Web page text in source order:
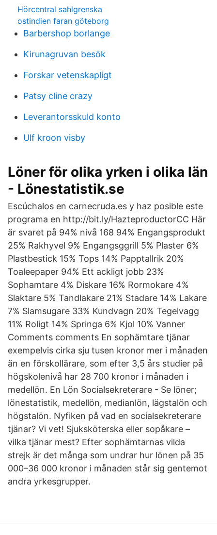
Hörcentral sahlgrenska
ostindien faran göteborg
Barbershop borlange
Kirunagruvan besök
Forskar vetenskapligt
Patsy cline crazy
Leverantorsskuld konto
Ulf kroon visby
Löner för olika yrken i olika län
- Lönestatistik.se
Escúchalos en carnecruda.es y haz posible este
programa en http://bit.ly/HazteproductorCC Här
är svaret på 94% nivå 168 94% Engangsprodukt
25% Rakhyvel 9% Engangsggrill 5% Plaster 6%
Plastbestick 15% Tops 14% Papptallrik 20%
Toaleepaper 94% Ett ackligt jobb 23%
Sophamtare 4% Diskare 16% Rormokare 4%
Slaktare 5% Tandlakare 21% Stadare 14% Lakare
7% Slamsugare 33% Kundvagn 20% Tegelvagg
11% Roligt 14% Springa 6% Kjol 10% Vanner
Comments comments En sophämtare tjänar
exempelvis cirka sju tusen kronor mer i månaden
än en förskollärare, som efter 3,5 års studier på
högskolenivå har 28 700 kronor i månaden i
medellön. En Lön Socialsekreterare - Se löner;
lönestatistik, medellön, medianlön, lägstalön och
högstalön. Nyfiken på vad en socialsekreterare
tjänar? Vi vet! Sjuksköterska eller sopåkare –
vilka tjänar mest? Efter sophämtarnas vilda
strejk är det många som undrar hur lönen på 35
000–36 000 kronor i månaden står sig gentemot
andra yrkesgrupper.